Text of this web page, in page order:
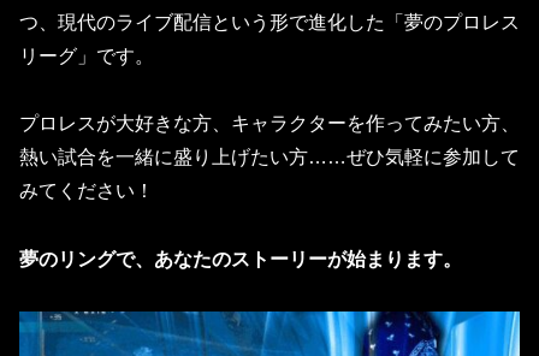
つ、現代のライブ配信という形で進化した「夢のプロレス
リーグ」です。
プロレスが大好きな方、キャラクターを作ってみたい方、
熱い試合を一緒に盛り上げたい方……ぜひ気軽に参加して
みてください！
夢のリングで、あなたのストーリーが始まります。